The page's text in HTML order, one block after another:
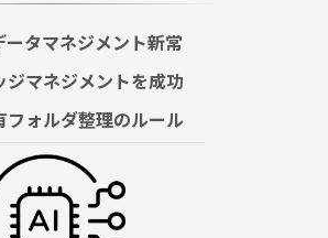
ータマネジメント新常
ジマネジメントを成功
フォルダ整理のルール